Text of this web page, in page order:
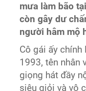
mưa làm bão
còn gây dư
người hâm mộ
Cô gái ấy chính
1993, tên nhân
giọng hát đầy
siêu giỏi và vô